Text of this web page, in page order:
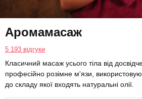
Аромамасаж
5 193 відгуки
Класичний масаж усього тіла від
професійно розімне м'язи,
до складу якої входять натуральні олії.